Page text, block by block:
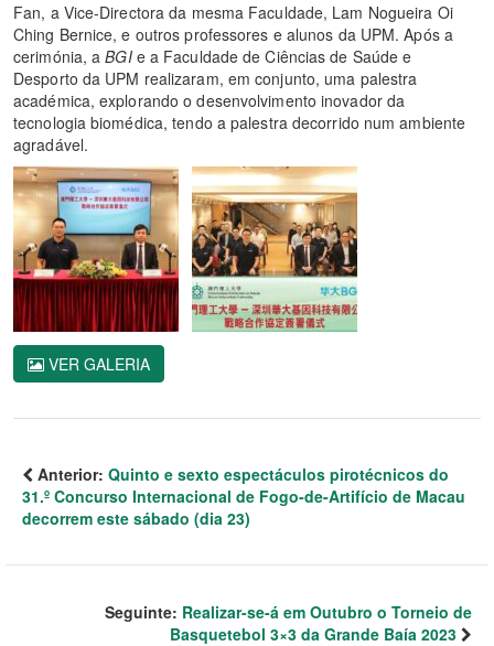
Fan, a Vice-Directora da mesma Faculdade, Lam Nogueira Oi
Ching Bernice, e outros professores e alunos da UPM. Após a
cerimónia, aBGIe a Faculdade de Ciências de Saúde e
Desporto da UPM realizaram, em conjunto, uma palestra
académica, explorando o desenvolvimento inovador da
tecnologia biomédica, tendo a palestra decorrido num ambiente
agradável.
VER GALERIA
Anterior: Quinto e sexto espectáculos pirotécnicos do
31.º Concurso Internacional de Fogo-de-Artifício de Macau
decorrem este sábado (dia 23)
Seguinte: Realizar-se-á em Outubro o Torneio de
Basquetebol 3×3 da Grande Baía 2023